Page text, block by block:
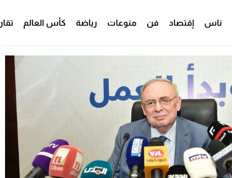
ناس إقتصاد فن منوعات رياضة كأس العالم